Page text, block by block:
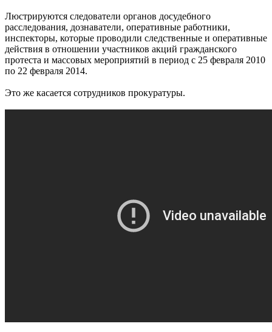
Люстрируются следователи органов досудебного
расследования, дознаватели, оперативные работники,
инспекторы, которые проводили следственные и оперативные
действия в отношении участников акций гражданского
протеста и массовых мероприятий в период с 25 февраля 2010
по 22 февраля 2014.
Это же касается сотрудников прокуратуры.